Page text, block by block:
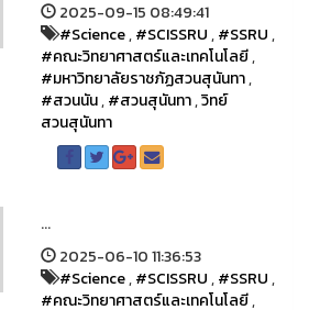
2025-09-15 08:49:41
#Science,#SCISSRU,#SSRU,
#คณะวิทยาศาสตร์และเทคโนโลยี,
#มหาวิทยาลัยราชภัฏสวนสุนันทา,
#สวนนัน,#สวนสุนันทา,วิทย์
สวนสุนันทา
...
2025-06-10 11:36:53
#Science,#SCISSRU,#SSRU,
#คณะวิทยาศาสตร์และเทคโนโลยี,